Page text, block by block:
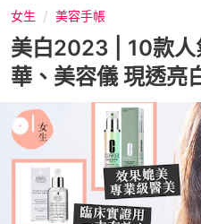
女生 美容手帳
美白2023 | 10款人
華、美容儀 現透亮